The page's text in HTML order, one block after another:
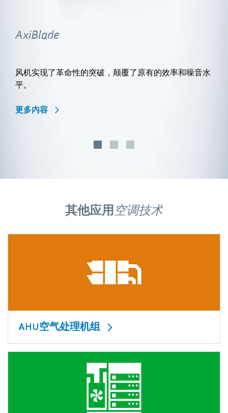
AxiBlade
风机实现了革命性的突破，颠覆了原有的效率和噪音水
平。
更多内容
其他应用 空调技术
AHU空气处理机组